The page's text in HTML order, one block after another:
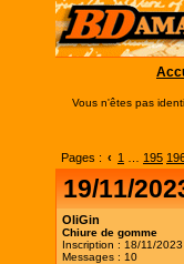
Vous n'êtes pas
Pages : ‹ 1 195
19/11/
OliGin
Chiure de gomme
Inscription : 18/11/2023
Messages : 10